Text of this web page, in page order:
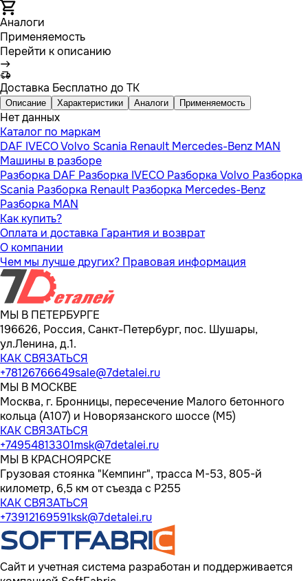
Аналоги
Применяемость
Перейти к описанию
Доставка Бесплатно до ТК
Описание Характеристики Аналоги Применяемость
Нет данных
Каталог по маркам
DAF IVECOVolvo Scania Renault Mercedes-Benz MAN
Машины в разборе
Разборка DAF Разборка IVECO Разборка Volvo Разборка
Scania Разборка Renault Разборка Mercedes-Benz
Разборка MAN
Как купить?
Оплата и доставка Гарантия и возврат
О компании
Чем мы лучше других? Правовая информация
МЫ В ПЕТЕРБУРГЕ
196626, Россия, Санкт-Петербург, пос. Шушары,
ул.Ленина, д.1.
КАК СВЯЗАТЬСЯ
+78126766649sale@7detalei.ru
МЫ В МОСКВЕ
Москва, г. Бронницы, пересечение Малого бетонного
кольца (А107) и Новорязанского шоссе (М5)
КАК СВЯЗАТЬСЯ
+74954813301msk@7detalei.ru
МЫ В КРАСНОЯРСКЕ
Грузовая стоянка "Кемпинг", трасса M-53, 805-й
километр, 6,5 км от съезда с Р255
КАК СВЯЗАТЬСЯ
+73912169591ksk@7detalei.ru
Сайт и учетная система разработан и поддерживается